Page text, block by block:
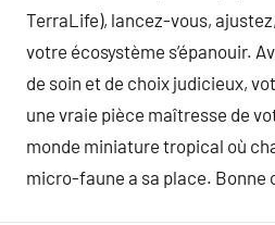
TerraLife), lancez-vous,
votre écosystème s’épanouir.
de soin et de choix judicieux,
une vraie pièce maîtresse de
monde miniature tropical où
micro-faune a sa place. Bonne